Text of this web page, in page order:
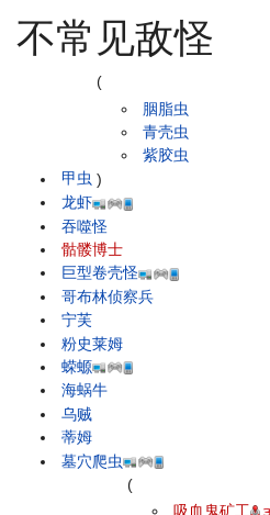
不常见敌怪
甲虫
(
胭脂虫
青壳虫
紫胶虫
)
龙虾
吞噬怪
骷髅博士
巨型卷壳怪
哥布林侦察兵
宁芙
粉史莱姆
蝾螈
海蜗牛
乌贼
蒂姆
墓穴爬虫
(
吸血鬼矿工